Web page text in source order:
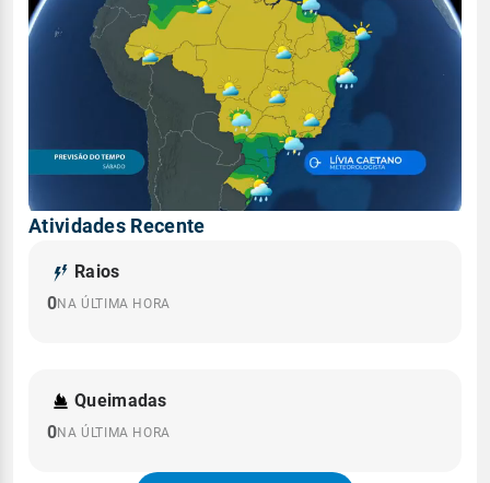
Atividades Recente
Raios
0NA ÚLTIMA HORA
Queimadas
0NA ÚLTIMA HORA